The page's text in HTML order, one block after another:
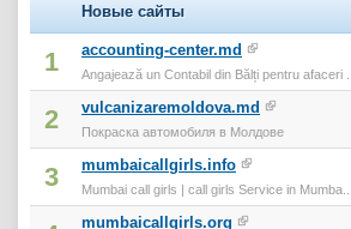
Новые сайты
1 accounting-center.md
Angajează un Contabil din Bălți pentru afaceri ...
2 vulcanizaremoldova.md
Покраска автомобиля в Молдове
3 mumbaicallgirls.info
Mumbai call girls | call girls Service in Mumba...
mumbaicallgirls.org